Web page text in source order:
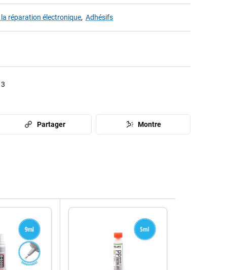
réparation électronique, Adhésifs
Partager Montre